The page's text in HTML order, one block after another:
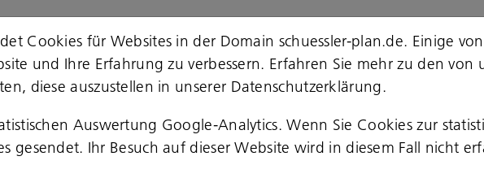
Schüßler-
In der rheinland-pfälzischen
ebenfalls mit einem Bürostandort
Gruppe zunächst als
Cookies für Websites in der Domain schuessler-plan.de. Einige
und Ihre Erfahrung zu verbessern. Erfahren Sie mehr zu den
diese auszustellen in unserer Datenschutzerklärung.
Auswertung Google-Analytics. Wenn Sie Cookies zur
gesendet. Ihr Besuch auf dieser Website wird in diesem Fall nicht